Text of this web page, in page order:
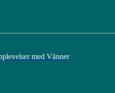
med Vänner